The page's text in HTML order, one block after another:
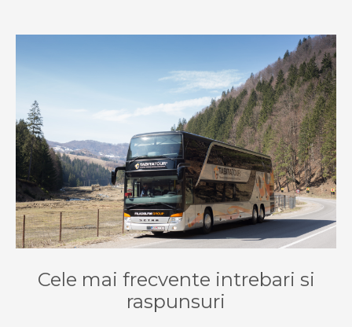
Cele mai frecvente intrebari si
raspunsuri
Cum se poate rezerva un bilet pe ruta
LUGOJ - Santander?
Pentru a rezerva un bilet pentru cursa LUGOJ -
sunati la cea mai apropiataagentie Tabita Tour.